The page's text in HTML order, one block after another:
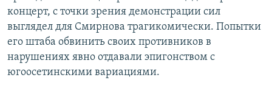
концерт, с точки зрения демонстрации сил
выглядел для Смирнова трагикомически. Попытки
его штаба обвинить своих противников в
нарушениях явно отдавали эпигонством с
югоосетинскими вариациями.